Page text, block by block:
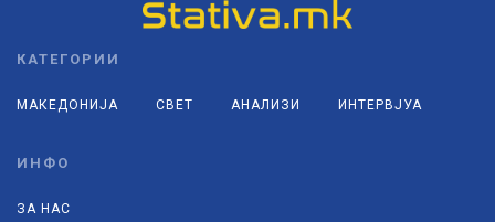
КАТЕГОРИИ
МАКЕДОНИЈА СВЕТ АНАЛИЗИ ИНТЕРВЈУА
ИНФО
ЗА НАС